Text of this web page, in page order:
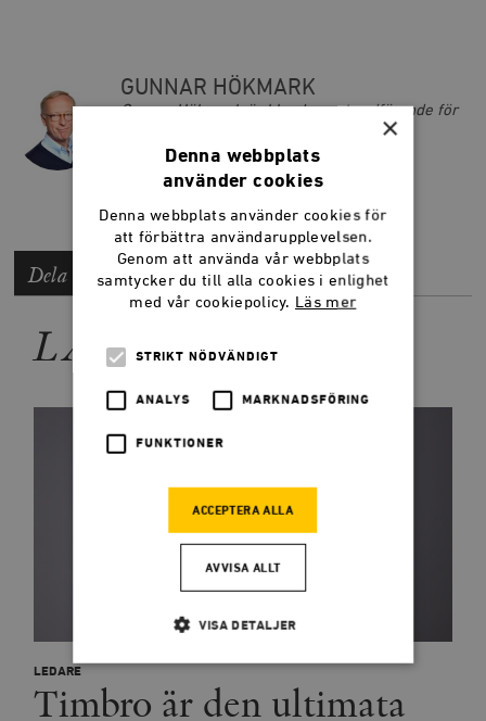
GUNNAR HÖKMARK
Gunnar Hökmark är bland annat ordförande för
Europaparlamentariker för Moderaterna.
Dela artikeln
LÄS MER
LEDARE
Timbro är den ultimata
×
Denna webbplats
använder cookies
Denna webbplats använder cookies för
att förbättra användarupplevelsen.
Genom att använda vår webbplats
samtycker du till alla cookies i enlighet
med vår cookiepolicy. Läs mer
STRIKT NÖDVÄNDIGT
ANALYS MARKNADSFÖRING
FUNKTIONER
ACCEPTERA ALLA
AVVISA ALLT
VISA DETALJER
Strikt nödvändigt Analys